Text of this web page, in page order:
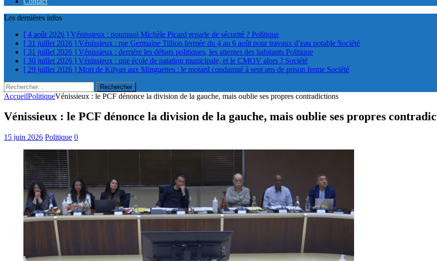
Les dernières infos
[ 4 août 2026 ] Vénissieux : pourquoi Michèle Picard reparle de sécurité ? Politique
[ 31 juillet 2026 ] Vénissieux : rue Germaine Tillion fermée du 4 au 6 août pour travaux d’eau potable Société
[ 31 juillet 2026 ] Vénissieux : derrière les débats politiques, les attentes des habitants Politique
[ 30 juillet 2026 ] Vénissieux : une école de natation municipale, et le CMOV alors ? Société
[ 29 juillet 2026 ] Mort de Kilyan aux Minguettes : le motard condamné à sept ans de prison ferme Société
Rechercher :
AccueilPolitiqueVénissieux : le PCF dénonce la division de la gauche, mais oublie ses propres contradictions
Vénissieux : le PCF dénonce la division de la gauche, mais oublie ses propres
15 juin 2026 Politique 0